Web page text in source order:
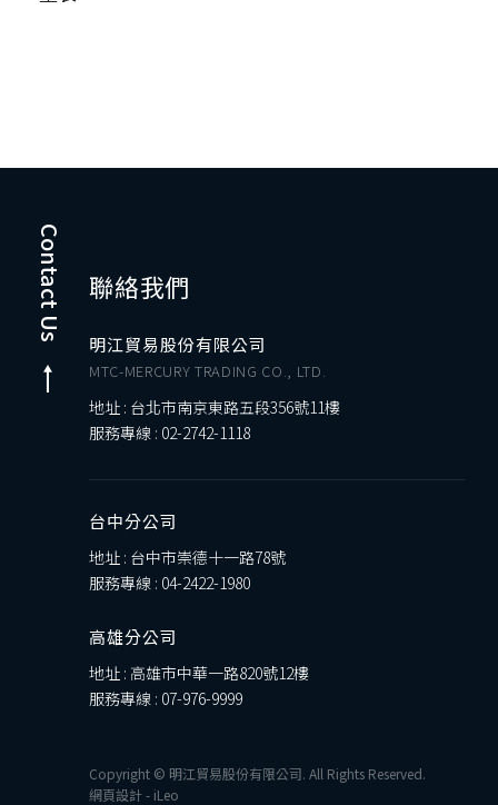
Contact Us 聯絡我們
明江貿易股份有限公司
MTC-MERCURY TRADING CO., LTD.
地址 : 台北市南京東路五段356號11樓
服務專線 : 02-2742-1118
台中分公司
地址 : 台中市崇德十一路78號
服務專線 : 04-2422-1980
高雄分公司
地址 : 高雄市中華一路820號12樓
服務專線 : 07-976-9999
Copyright © 明江貿易股份有限公司. All Rights Reserved.
網頁設計- iLeo